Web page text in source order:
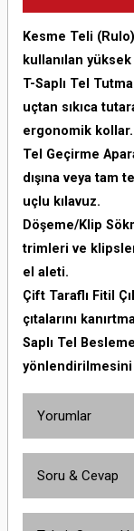
Kesme Teli
kullanılan
T-Saplı Tel
uçtan sıkıca
ergonomik kollar.
Tel Geçirme
dışına veya tam
uçlu kılavuz.
Döşeme/Klip
trimleri ve
el aleti.
Çift Taraflı Fitil
çıtalarını
Saplı Tel
yönlendirilmesini
Yorumlar
Soru & Cevap